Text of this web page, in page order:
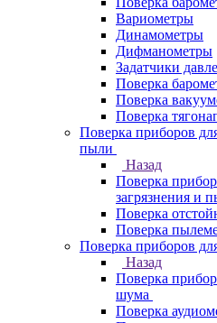
Вариометры
Динамометры
Дифманометры
Задатчики
Поверка
Поверка
Поверка
Поверка приборов
пыли
Назад
Поверка
загрязнения и
Поверка
Поверка
Поверка приборов
Назад
Поверка
шума
Поверка